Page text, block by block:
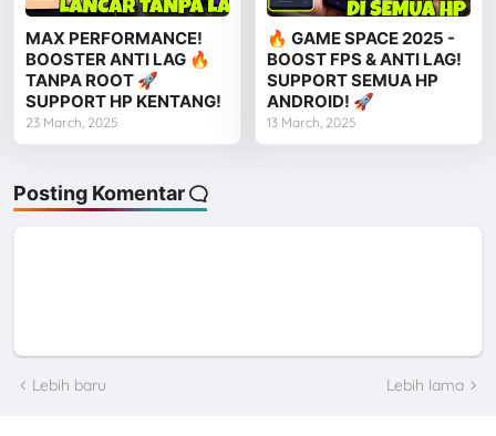
MAX PERFORMANCE!
BOOSTER ANTI LAG 🔥
TANPA ROOT 🚀
SUPPORT HP KENTANG!
23 March, 2025
🔥 GAME SPACE 2025 -
BOOST FPS & ANTI LAG!
SUPPORT SEMUA HP
ANDROID! 🚀
13 March, 2025
Posting Komentar
Lebih baru Lebih lama